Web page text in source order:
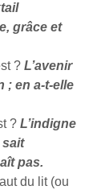
grâce et
? L’avenir
; en a-t-elle
? L’indigne
sait
pas.
du lit (ou